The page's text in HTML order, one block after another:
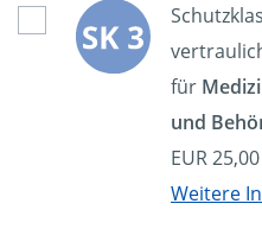
für
und
EUR
Weitere